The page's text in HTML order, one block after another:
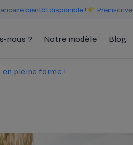
bientôt disponible !
nous ? Notre modèle Blog
en pleine forme !